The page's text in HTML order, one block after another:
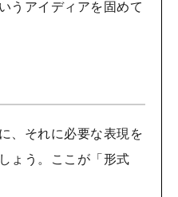
うアイディアを固めて
、それに必要な表現を
ょう。ここが「形式